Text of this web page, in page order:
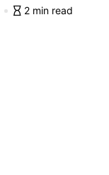
2 min read